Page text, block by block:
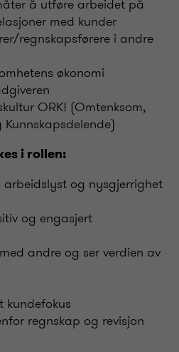
å utføre arbeidet på
med kunder
regnskapsførere i andre
økonomi
ORK! (Omtenksom,
i rollen:
og nysgjerrighet
og engasjert
andre og ser verdien av
kundefokus
regnskap og revisjon